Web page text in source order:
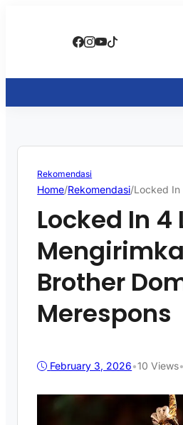
Rekomendasi
Home/Rekomendasi/Locked In
Locked In 4
Brother
Merespons
February 3, 2026•10 Views•